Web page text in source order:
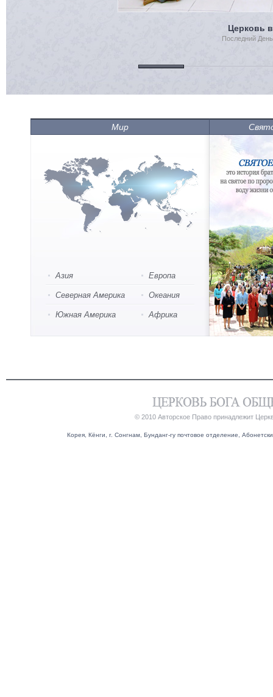
Мир
Азия Европа
Северная Америка Океания
Южная Америка Африка
© 2010 Авторское Право принадлежит
Корея, Кёнги, г. Сонгнам, Бунданг-гу почтовое отделение,